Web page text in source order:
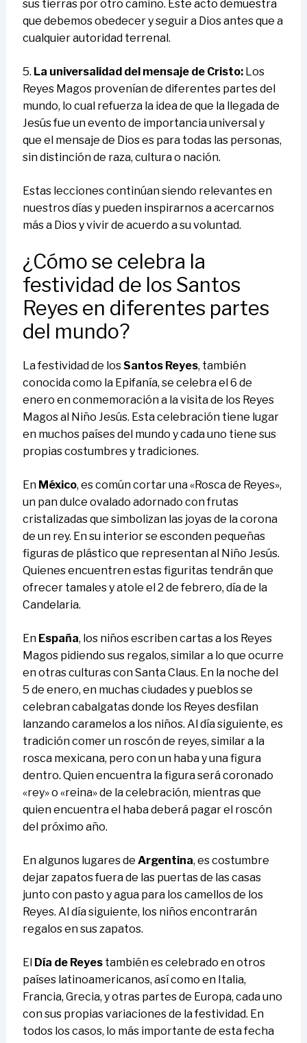
sus tierras por otro camino. Este acto demuestra
que debemos obedecer y seguir a Dios antes que a
cualquier autoridad terrenal.
5. La universalidad del mensaje de Cristo:Los
Reyes Magos provenían de diferentes partes del
mundo, lo cual refuerza la idea de que la llegada de
Jesús fue un evento de importancia universal y
que el mensaje de Dios es para todas las personas,
sin distinción de raza, cultura o nación.
Estas lecciones continúan siendo relevantes en
nuestros días y pueden inspirarnos a acercarnos
más a Dios y vivir de acuerdo a su voluntad.
¿Cómo se celebra la
festividad de los Santos
Reyes en diferentes partes
del mundo?
La festividad de losSantos Reyes, también
conocida como la Epifanía, se celebra el 6 de
enero en conmemoración a la visita de los Reyes
Magos al Niño Jesús. Esta celebración tiene lugar
en muchos países del mundo y cada uno tiene sus
propias costumbres y tradiciones.
En México, es común cortar una «Rosca de Reyes»,
un pan dulce ovalado adornado con frutas
cristalizadas que simbolizan las joyas de la corona
de un rey. En su interior se esconden pequeñas
figuras de plástico que representan al Niño Jesús.
Quienes encuentren estas figuritas tendrán que
ofrecer tamales y atole el 2 de febrero, día de la
Candelaria.
En España, los niños escriben cartas a los Reyes
Magos pidiendo sus regalos, similar a lo que ocurre
en otras culturas con Santa Claus. En la noche del
5 de enero, en muchas ciudades y pueblos se
celebran cabalgatas donde los Reyes desfilan
lanzando caramelos a los niños. Al día siguiente, es
tradición comer un roscón de reyes, similar a la
rosca mexicana, pero con un haba y una figura
dentro. Quien encuentra la figura será coronado
«rey» o «reina» de la celebración, mientras que
quien encuentra el haba deberá pagar el roscón
del próximo año.
En algunos lugares de Argentina, es costumbre
dejar zapatos fuera de las puertas de las casas
junto con pasto y agua para los camellos de los
Reyes. Al día siguiente, los niños encontrarán
regalos en sus zapatos.
El Día de Reyestambién es celebrado en otros
países latinoamericanos, así como en Italia,
Francia, Grecia, y otras partes de Europa, cada uno
con sus propias variaciones de la festividad. En
todos los casos, lo más importante de esta fecha